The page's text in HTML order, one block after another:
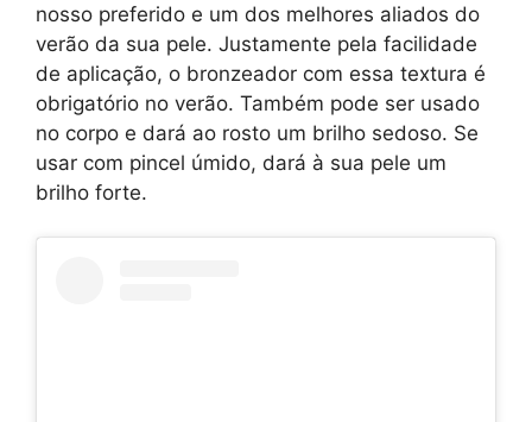
nosso preferido e um dos melhores aliados do
verão da sua pele. Justamente pela facilidade
de aplicação, o bronzeador com essa textura é
obrigatório no verão. Também pode ser usado
no corpo e dará ao rosto um brilho sedoso. Se
usar com pincel úmido, dará à sua pele um
brilho forte.